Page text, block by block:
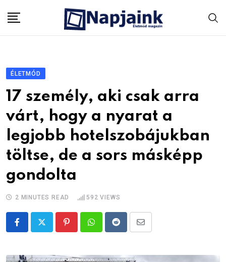
ÉLETMÓD
17 személy, aki csak arra
várt, hogy a nyarat a
legjobb hotelszobájukban
töltse, de a sors másképp
gondolta
2 MINUTES READ 592 VIEWS
PinterestWhatsappRedditShare
Email